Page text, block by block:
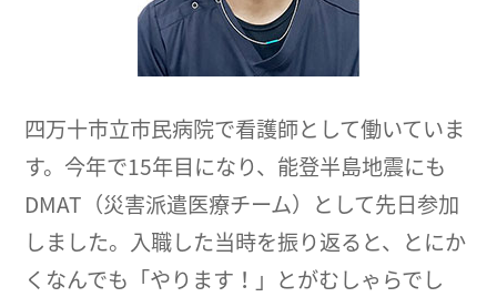
四万十市立市民病院で看護師として働いていま
す。今年で15年目になり、能登半島地震にも
DMAT（災害派遣医療チーム）として先日参加
しました。入職した当時を振り返ると、とにか
くなんでも「やります！」とがむしゃらでし